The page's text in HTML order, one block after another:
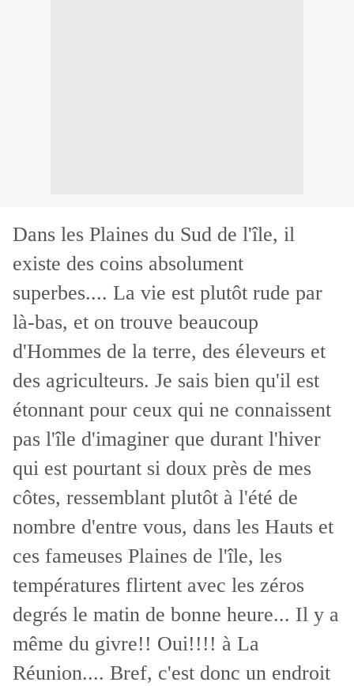
Dans les Plaines du Sud de l'île, il
existe des coins absolument
superbes.... La vie est plutôt rude par
là-bas, et on trouve beaucoup
d'Hommes de la terre, des éleveurs et
des agriculteurs. Je sais bien qu'il est
étonnant pour ceux qui ne connaissent
pas l'île d'imaginer que durant l'hiver
qui est pourtant si doux près de mes
côtes, ressemblant plutôt à l'été de
nombre d'entre vous, dans les Hauts et
ces fameuses Plaines de l'île, les
températures flirtent avec les zéros
degrés le matin de bonne heure... Il y a
même du givre!! Oui!!!! à La
Réunion.... Bref, c'est donc un endroit